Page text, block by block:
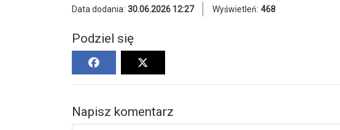
Data dodania: 30.06.2026 12:27 Wyświetleń: 468
Podziel się
Napisz komentarz